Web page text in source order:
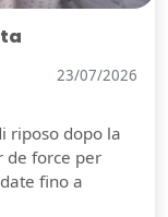
23/07/2026
riposo dopo la
de force per
fino a